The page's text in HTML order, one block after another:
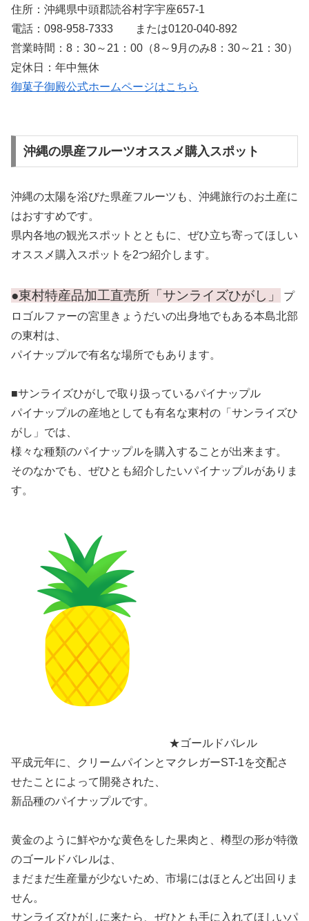
住所：沖縄県中頭郡読谷村字宇座657-1
電話：098-958-7333 または0120-040-892
営業時間：8：30～21：00（8～9月のみ8：30～21：30）
定休日：年中無休
御菓子御殿公式ホームページはこちら
沖縄の県産フルーツオススメ購入スポット
沖縄の太陽を浴びた県産フルーツも、沖縄旅行のお土産に
はおすすめです。
県内各地の観光スポットとともに、ぜひ立ち寄ってほしい
オススメ購入スポットを2つ紹介します。
●東村特産品加工直売所「サンライズひがし」
プ
ロゴルファーの宮里きょうだいの出身地でもある本島北部
の東村は、
パイナップルで有名な場所でもあります。
■サンライズひがしで取り扱っているパイナップル
パイナップルの産地としても有名な東村の「サンライズひ
がし」では、
様々な種類のパイナップルを購入することが出来ます。
そのなかでも、ぜひとも紹介したいパイナップルがありま
す。
★ゴールドバレル
平成元年に、クリームパインとマクレガーST-1を交配さ
せたことによって開発された、
新品種のパイナップルです。
黄金のように鮮やかな黄色をした果肉と、樽型の形が特徴
のゴールドバレルは、
まだまだ生産量が少ないため、市場にはほとんど出回りま
せん。
サンライズひがしに来たら、ぜひとも手に入れてほしいパ